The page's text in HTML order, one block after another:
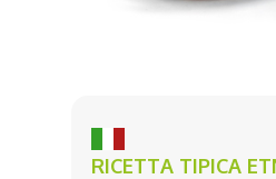
RICETTA TIPICA